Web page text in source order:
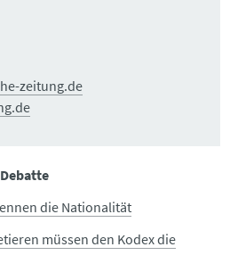
zeitung.de
die Nationalität
müssen den Kodex die